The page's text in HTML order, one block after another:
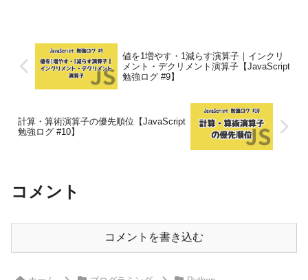
値を1増やす・1減らす演算子｜インクリ
メント・デクリメント演算子【JavaScript
勉強ログ #9】
計算・算術演算子の優先順位【JavaScript
勉強ログ #10】
コメント
コメントを書き込む